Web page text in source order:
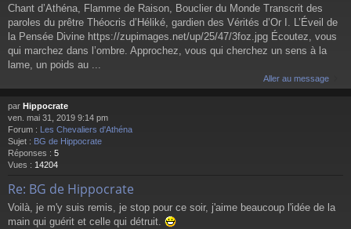
Chant d’Athéna, Flamme de Raison, Bouclier du Monde Transcrit des
paroles du prêtre Théocris d’Héliké, gardien des Vérités d’Or I. L’Éveil de
la Pensée Divine https://zupimages.net/up/25/47/3foz.jpg Écoutez, vous
qui marchez dans l’ombre. Approchez, vous qui cherchez un sens à la
lame, un poids au ...
Aller au message
par Hippocrate
ven. mai 31, 2019 9:14 pm
Forum :
Les Chevaliers d'Athéna
Sujet : BG de Hippocrate
Réponses : 5
Vues : 14204
Re: BG de Hippocrate
Voilà, je m'y suis remis, je stop pour ce soir, j'aime beaucoup l'idée de la
main qui guérit et celle qui détruit.